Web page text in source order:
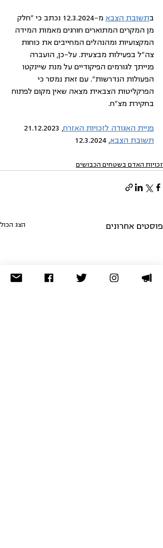
בתשובת הצבא
מ-12.3.2024 נכתב כי "חלק
מן המקרים המתוארים חורגים מאמות המידה
המקצועיות ומהנהלים המחייבים את כוחות
צה"ל בפעילות מבצעית. על-כן, הועברה
פנייתך לגורמים הפיקודיים על מנת שיינקטו
הפעולות הנדרשות". עם זאת נמסר כי
הפרקליטות הצבאית מצאה שאין מקום לפתוח
בחקירת מצ"ח.
פניית האגודה לזכויות האזרח, 21.12.2023
תשובת הצבא, 12.3.2024
זכויות האדם בשטחים הכבושים
פוסטים אחרונים הצג הכול